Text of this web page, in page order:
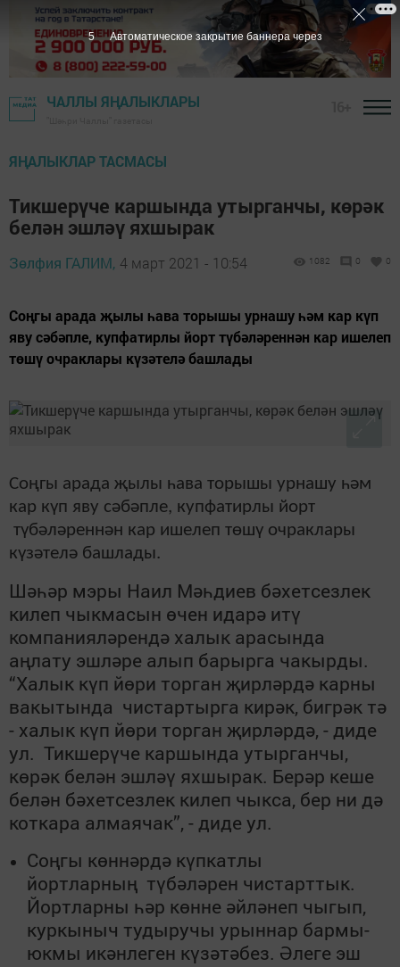
ЧАЛЛЫ ЯҢАЛЫКЛАРЫ
ЯҢАЛЫКЛАР ТАСМАСЫ
Тикшерүче каршында утырганчы, көрәк
белән эшләү яхшырак
Зөлфия ГАЛИМ, 4 март 2021 - 10:54 1082 0 0
Соңгы арада җылы һава торышы урнашу һәм кар күп
яву сәбәпле, купфатирлы йорт түбәләреннән кар ишелеп
төшү очраклары күзәтелә башлады
Соңгы арада җылы һава торышы урнашу һәм
кар күп яву сәбәпле, купфатирлы йорт
түбәләреннән кар ишелеп төшү очраклары
күзәтелә башлады.
Шәһәр мэры Наил Мәһдиев бәхетсезлек
килеп чыкмасын өчен идарә итү
компанияләрендә халык арасында
аңлату эшләре алып барырга чакырды.
“Халык күп йөри торган җирләрдә карны
вакытында чистартырга кирәк, бигрәк тә
- халык күп йөри торган җирләрдә, - диде
ул. Тикшерүче каршында утырганчы,
көрәк белән эшләү яхшырак. Берәр кеше
белән бәхетсезлек килеп чыкса, бер ни дә
коткара алмаячак”, - диде ул.
Соңгы көннәрдә күпкатлы
йортларның түбәләрен чистарттык.
Йортларны һәр көнне әйләнеп чыгып,
куркыныч тудыручы урыннар бармы-
юкмы икәнлеген күзәтәбез. Әлеге эш
5 Автоматическое закрытие баннера через